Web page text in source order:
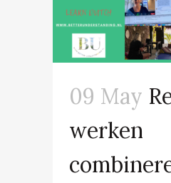
09 May
werken